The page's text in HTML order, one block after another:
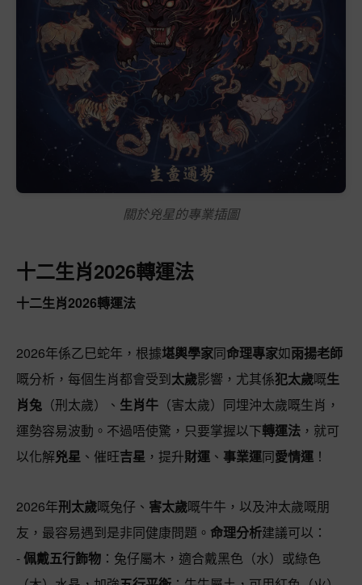
關於兇星的專業插圖
十二生肖2026轉運法
十二生肖2026轉運法
2026年係乙巳蛇年，根據堪輿學家同命理專家如雨揚老師
嘅分析，每個生肖都會受到太歲影響，尤其係犯太歲嘅生
肖兔 （刑太歲）、 生肖牛 （害太歲）同埋沖太歲嘅生肖，
運勢容易波動。不過唔使驚，只要掌握以下轉運法 ，就可
以化解兇星 、催旺吉星 ，提升財運 、 事業運同愛情運 ！
2026年刑太歲嘅兔仔、 害太歲嘅牛牛，以及沖太歲嘅朋
友，最容易遇到是非同健康問題。 命理分析建議可以：
-佩戴五行飾物 ：兔仔屬木，適合戴黑色（水）或綠色